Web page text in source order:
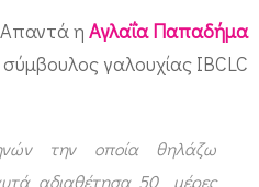
Απαντά η Αγλαΐα Παπαδήμα
γαλουχίας ΙBCLC
την οποία θηλάζω
αδιαθέτησα 50 μέρες